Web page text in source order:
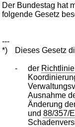
Der Bundestag hat
folgende Gesetz
---
*)
Dieses Gesetz
- der
Ausnahme
Änderung
und 88/357/